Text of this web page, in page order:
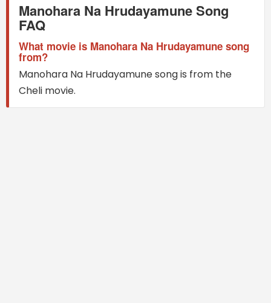
Manohara Na Hrudayamune Song
FAQ
What movie is Manohara Na Hrudayamune song
from?
Manohara Na Hrudayamune song is from the
Cheli movie.